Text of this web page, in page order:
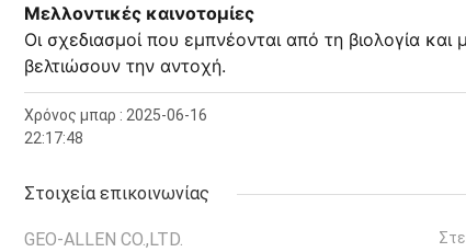
Μελλοντικές καινοτομίες
Οι σχεδιασμοί που εμπνέονται από τη βιολογία
βελτιώσουν την αντοχή.
Χρόνος μπαρ : 2025-06-16
22:17:48
Στοιχεία επικοινωνίας
GEO-ALLEN CO.,LTD.